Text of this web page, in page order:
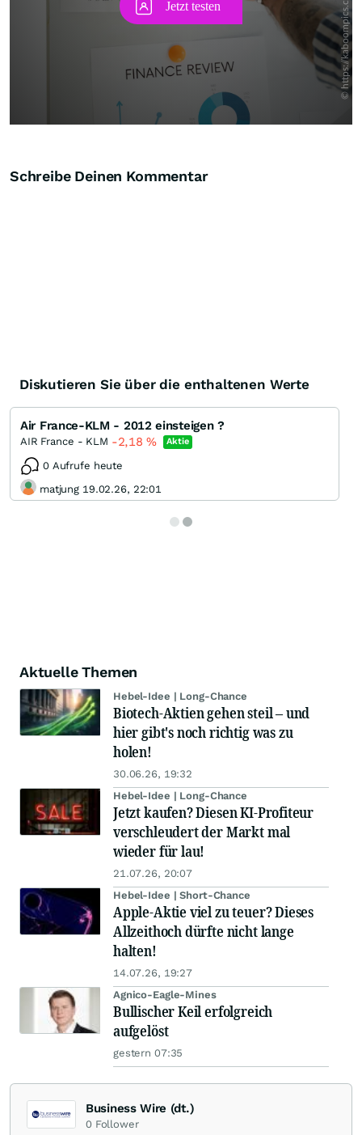
Schreibe Deinen Kommentar
Diskutieren Sie über die enthaltenen Werte
Air France-KLM - 2012 einsteigen ?
AIR France - KLM -2,18% Aktie
0 Aufrufe heute
matjung 19.02.26, 22:01
Aktuelle Themen
Hebel-Idee | Long-Chance
Biotech-Aktien gehen steil – und
hier gibt's noch richtig was zu
holen!
30.06.26, 19:32
Hebel-Idee | Long-Chance
Jetzt kaufen? Diesen KI-Profiteur
verschleudert der Markt mal
wieder für lau!
21.07.26, 20:07
Hebel-Idee | Short-Chance
Apple-Aktie viel zu teuer? Dieses
Allzeithoch dürfte nicht lange
halten!
14.07.26, 19:27
Agnico-Eagle-Mines
Bullischer Keil erfolgreich
aufgelöst
gestern 07:35
Business Wire (dt.)
0 Follower